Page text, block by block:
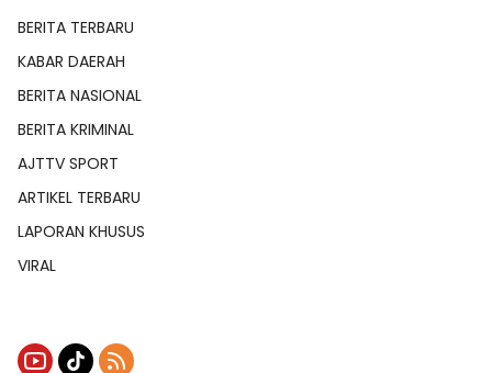
BERITA TERBARU
KABAR DAERAH
BERITA NASIONAL
BERITA KRIMINAL
AJTTV SPORT
ARTIKEL TERBARU
LAPORAN KHUSUS
VIRAL